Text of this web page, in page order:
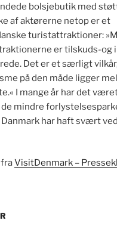
bolsjebutik med
af aktørerne netop er et
turistattraktioner:
er tilskuds-og
Det er et særligt
på den måde ligger
I mange år har det
mindre
har haft svært
VisitDenmark –